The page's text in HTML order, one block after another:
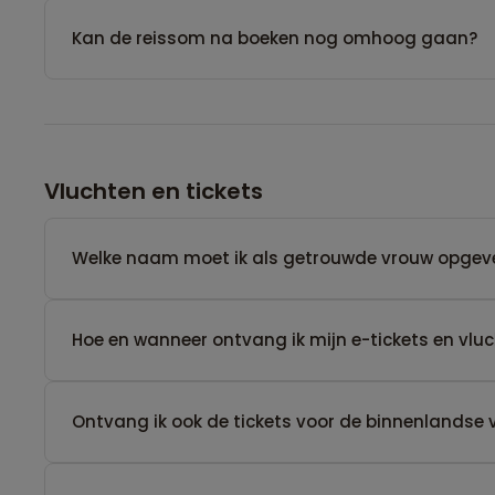
Kan de reissom na boeken nog omhoog gaan?
Vluchten en tickets
Welke naam moet ik als getrouwde vrouw
Hoe en wanneer ontvang ik mijn e-tickets en
Ontvang ik ook de tickets voor de binnenlandse